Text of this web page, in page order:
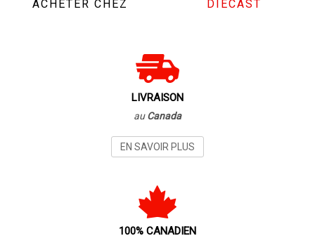
ACHETER CHEZ
DIECAST
LIVRAISON
auCanada
EN SAVOIR PLUS
100% CANADIEN